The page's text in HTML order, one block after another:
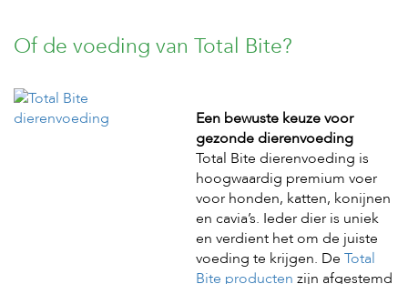
n
o
e
r
Of de voeding van Total Bite?
Een bewuste keuze voor
gezonde dierenvoeding
Total Bite dierenvoeding is
hoogwaardig premium voer
voor honden, katten, konijnen
en cavia’s. Ieder dier is uniek
en verdient het om de juiste
voeding te krijgen. De Total
Bite producten zijn afgestemd